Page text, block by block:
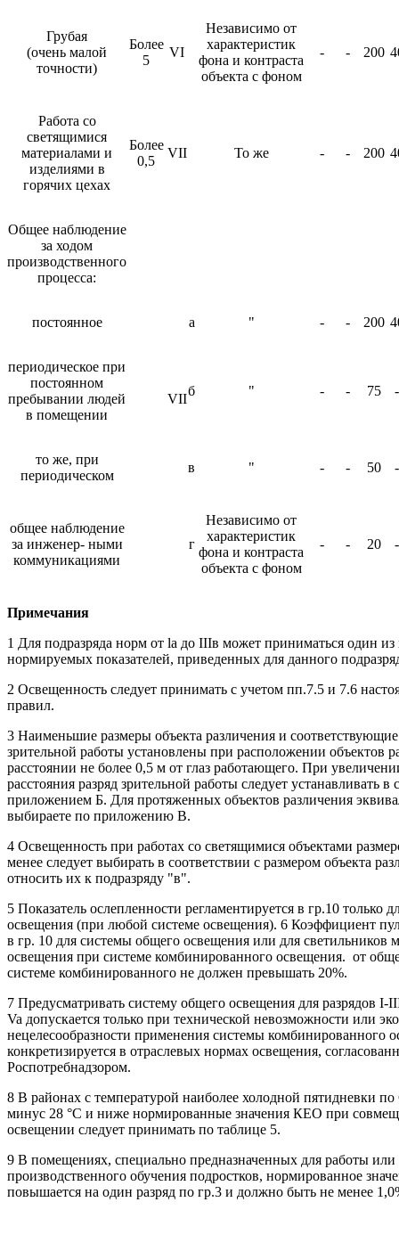
Грубая
(очень малой
точности)
Более
5
VI
Независимо от
характеристик
фона и контраста
объекта с фоном
- - 200
Работа со
светящимися
материалами и
изделиями в
горячих цехах
Более
0,5
VII То же - - 200
Общее наблюдение
за ходом
производственного
процесса:
VII
постоянное а " - - 200
периодическое при
постоянном
пребывании людей
в помещении
б " - - 75 -
то же, при
периодическом
в " - - 50 -
общее наблюдение
за инженер- ными
коммуникациями
г
Независимо от
характеристик
фона и контраста
объекта с фоном
- - 20 -
Примечания
1 Для подразряда норм от la до IIIв может приниматься один из
нормируемых показателей, приведенных для данного
2 Освещенность следует принимать с учетом пп.7.5 и 7.6
правил.
3 Наименьшие размеры объекта различения и
зрительной работы установлены при расположении объектов
расстоянии не более 0,5 м от глаз работающего. При
расстояния разряд зрительной работы следует устанавливать в
приложением Б. Для протяженных объектов различения
выбираете по приложению В.
4 Освещенность при работах со светящимися объектами
менее следует выбирать в соответствии с размером объекта
относить их к подразряду "в".
5 Показатель ослепленности регламентируется в гр.10 только
освещения (при любой системе освещения). 6 Коэффициент
в гр. 10 для системы общего освещения или для светильников
освещения при системе комбинированного освещения. от
системе комбинированного не должен превышать 20%.
7 Предусматривать систему общего освещения для разрядов
Va допускается только при технической невозможности или
нецелесообразности применения системы комбинированного
конкретизируется в отраслевых нормах освещения,
Роспотребнадзором.
8 В районах с температурой наиболее холодной пятидневки
минус 28 °С и ниже нормированные значения КЕО при
освещении следует принимать по таблице 5.
9 В помещениях, специально предназначенных для работы или
производственного обучения подростков, нормированное
повышается на один разряд по гр.3 и должно быть не менее